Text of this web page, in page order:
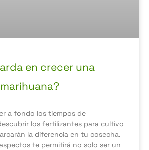
en crecer una
a fondo los tiempos de
los fertilizantes para cultivo
la diferencia en tu cosecha.
te permitirá no solo ser un